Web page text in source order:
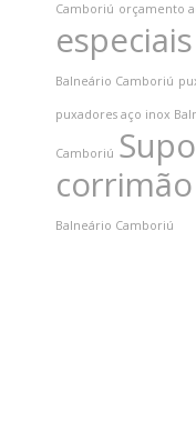
Camboriú orçamento
Balneário Camboriú
puxadores aço inox
Camboriú
corrimão
Balneário Camboriú